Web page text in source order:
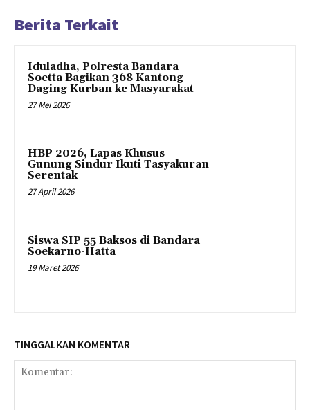
Berita Terkait
Iduladha, Polresta Bandara
Soetta Bagikan 368 Kantong
Daging Kurban ke Masyarakat
27 Mei 2026
HBP 2026, Lapas Khusus
Gunung Sindur Ikuti Tasyakuran
Serentak
27 April 2026
Siswa SIP 55 Baksos di Bandara
Soekarno-Hatta
19 Maret 2026
TINGGALKAN KOMENTAR